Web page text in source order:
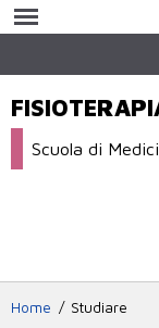
Scuola di
Home Studiare